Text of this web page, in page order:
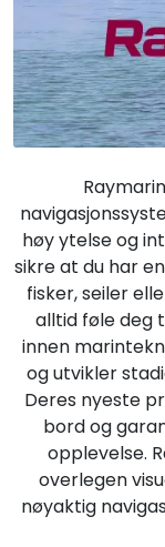
høy ytelse og
sikre at du har
fisker, seiler
alltid føle deg
innen
og utvikler
Deres nyeste
bord og
opplevelse.
overlegen
nøyaktig
Fritid/
Båtpleie/
Seil
Nyheter